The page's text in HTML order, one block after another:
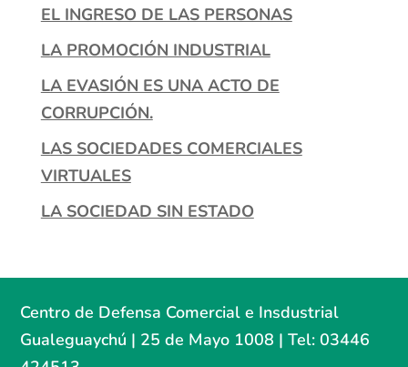
EL INGRESO DE LAS PERSONAS
LA PROMOCIÓN INDUSTRIAL
LA EVASIÓN ES UNA ACTO DE
CORRUPCIÓN.
LAS SOCIEDADES COMERCIALES
VIRTUALES
LA SOCIEDAD SIN ESTADO
Centro de Defensa Comercial e Insdustrial
Gualeguaychú | 25 de Mayo 1008 | Tel: 03446